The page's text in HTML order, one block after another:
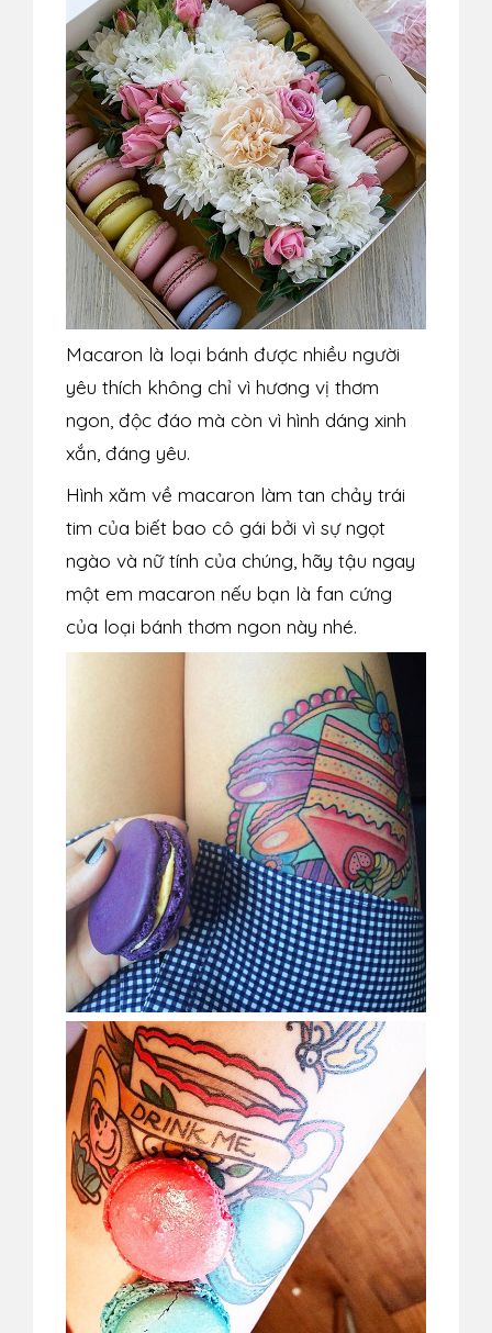
Macaron là loại bánh được nhiều người
yêu thích không chỉ vì hương vị thơm
ngon, độc đáo mà còn vì hình dáng xinh
xắn, đáng yêu.
Hình xăm về macaron làm tan chảy trái
tim của biết bao cô gái bởi vì sự ngọt
ngào và nữ tính của chúng, hãy tậu ngay
một em macaron nếu bạn là fan cứng
của loại bánh thơm ngon này nhé.